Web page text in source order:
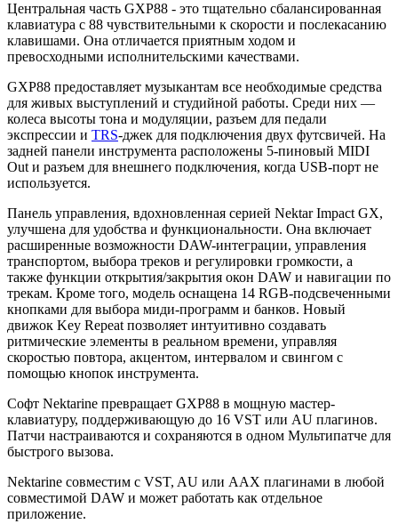
Центральная часть GXP88 - это тщательно сбалансированная
клавиатура с 88 чувствительными к скорости и послекасанию
клавишами. Она отличается приятным ходом и
превосходными исполнительскими качествами.
GXP88 предоставляет музыкантам все необходимые средства
для живых выступлений и студийной работы. Среди них —
колеса высоты тона и модуляции, разъем для педали
экспрессии и TRS-джек для подключения двух футсвичей. На
задней панели инструмента расположены 5-пиновый MIDI
Out и разъем для внешнего подключения, когда USB-порт не
используется.
Панель управления, вдохновленная серией Nektar Impact GX,
улучшена для удобства и функциональности. Она включает
расширенные возможности DAW-интеграции, управления
транспортом, выбора треков и регулировки громкости, а
также функции открытия/закрытия окон DAW и навигации по
трекам. Кроме того, модель оснащена 14 RGB-подсвеченными
кнопками для выбора миди-программ и банков. Новый
движок Key Repeat позволяет интуитивно создавать
ритмические элементы в реальном времени, управляя
скоростью повтора, акцентом, интервалом и свингом с
помощью кнопок инструмента.
Софт Nektarine превращает GXP88 в мощную мастер-
клавиатуру, поддерживающую до 16 VST или AU плагинов.
Патчи настраиваются и сохраняются в одном Мультипатче для
быстрого вызова.
Nektarine совместим с VST, AU или AAX плагинами в любой
совместимой DAW и может работать как отдельное
приложение.